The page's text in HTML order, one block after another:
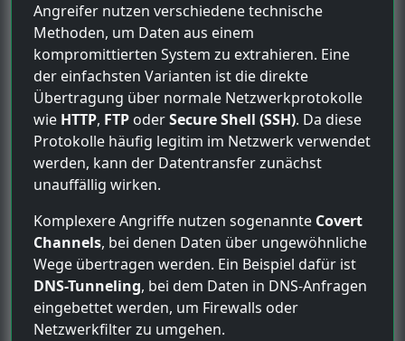
Angreifer nutzen verschiedene technische
Methoden, um Daten aus einem
kompromittierten System zu extrahieren. Eine
der einfachsten Varianten ist die direkte
Übertragung über normale Netzwerkprotokolle
wie HTTP, FTP oderSecure Shell (SSH). Da diese
Protokolle häufig legitim im Netzwerk verwendet
werden, kann der Datentransfer zunächst
unauffällig wirken.
Komplexere Angriffe nutzen sogenannte Covert
Channels, bei denen Daten über ungewöhnliche
Wege übertragen werden. Ein Beispiel dafür ist
DNS-Tunneling, bei dem Daten in DNS-Anfragen
eingebettet werden, um Firewalls oder
Netzwerkfilter zu umgehen.